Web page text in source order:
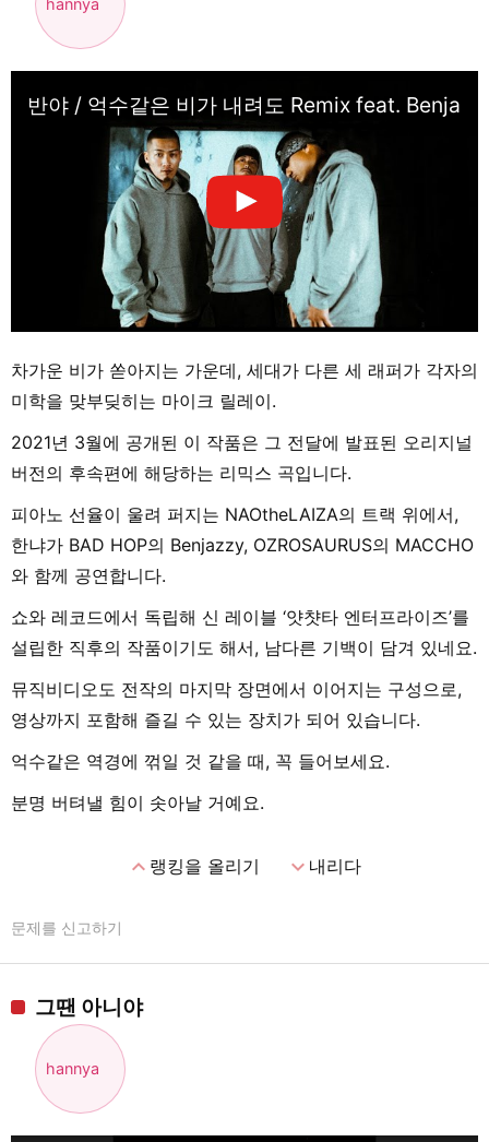
반야 / 억수같은 비가 내려도 Remix feat.
차가운 비가 쏟아지는 가운데, 세대가 다른 세 래퍼가 각자의
미학을 맞부딪히는 마이크 릴레이.
2021년 3월에 공개된 이 작품은 그 전달에 발표된 오리지널
버전의 후속편에 해당하는 리믹스 곡입니다.
피아노 선율이 울려 퍼지는 NAOtheLAIZA의 트랙 위에서,
한냐가 BAD HOP의 Benjazzy, OZROSAURUS의 MACCHO
와 함께 공연합니다.
쇼와 레코드에서 독립해 신 레이블 ‘얏챳타 엔터프라이즈’를
설립한 직후의 작품이기도 해서, 남다른 기백이 담겨 있네요.
뮤직비디오도 전작의 마지막 장면에서 이어지는 구성으로,
영상까지 포함해 즐길 수 있는 장치가 되어 있습니다.
억수같은 역경에 꺾일 것 같을 때, 꼭 들어보세요.
분명 버텨낼 힘이 솟아날 거예요.
expand_less랭킹을 올리기 expand_more내리다
문제를 신고하기
그땐 아니야
hannya